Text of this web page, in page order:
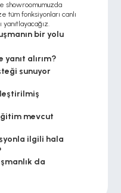
showroomumuzda
tüm fonksiyonları canlı
bir yolu
alırım?
sunuyor
mevcut
ilgili hala
da